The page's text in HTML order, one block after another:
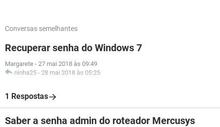
Conversas semelhantes
Recuperar senha do Windows 7
Margarete - 27 mai 2018 às 09:49
ninha25 - 28 mai 2018 às 05:25
1 Respostas
Saber a senha admin do roteador Mercusys